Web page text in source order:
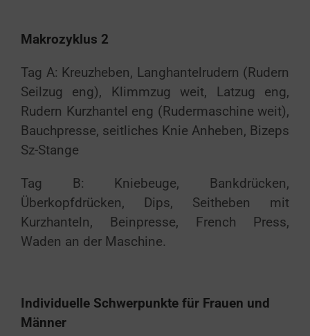
Makrozyklus 2
Tag A: Kreuzheben, Langhantelrudern (Rudern
Seilzug eng), Klimmzug weit, Latzug eng,
Rudern Kurzhantel eng (Rudermaschine weit),
Bauchpresse, seitliches Knie Anheben, Bizeps
Sz-Stange
Tag B: Kniebeuge, Bankdrücken,
Überkopfdrücken, Dips, Seitheben mit
Kurzhanteln, Beinpresse, French Press,
Waden an der Maschine.
Individuelle Schwerpunkte für Frauen und
Männer